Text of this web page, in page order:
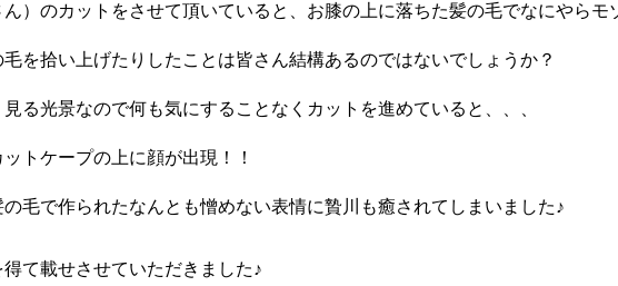
）のカットをさせて頂いていると、お膝の上に落ちた髪の毛でなにやらモ
を拾い上げたりしたことは皆さん結構あるのではないでしょうか？
る光景なので何も気にすることなくカットを進めていると、、、
トケープの上に顔が出現！！
毛で作られたなんとも憎めない表情に贄川も癒されてしまいました♪
て載せさせていただきました♪